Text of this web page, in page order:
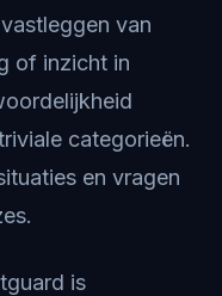
van
of inzicht in
categorieën.
en vragen
is